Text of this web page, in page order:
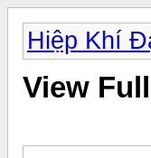
Hiệp Khí
View